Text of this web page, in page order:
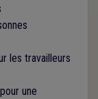
les travailleurs
une